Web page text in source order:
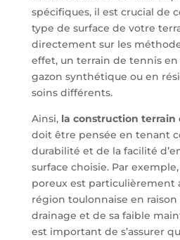
spécifiques, il est crucial de
type de surface de votre
directement sur les
effet, un terrain de tennis
gazon synthétique ou en
soins différents.
Ainsi, la construction terrain
doit être pensée en tenant
durabilité et de la facilité
surface choisie. Par
poreux est particulièrement
région toulonnaise en raison
drainage et de sa faible
est important de s’assurer